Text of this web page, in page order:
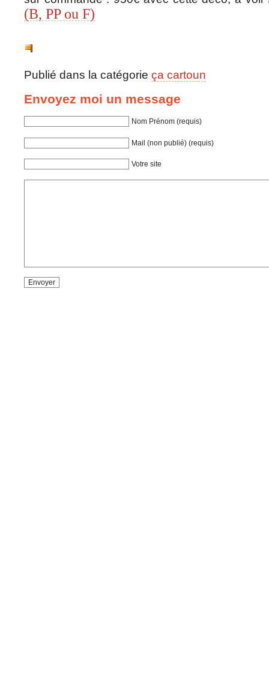
(B, PP ou F)
Publié dans la catégorie ça cartoun
Envoyez moi un message
Nom Prénom (requis)
Mail (non publié) (requis)
Votre site